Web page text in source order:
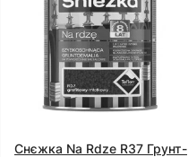
Снєжка Na Rdze R37 Грунт-